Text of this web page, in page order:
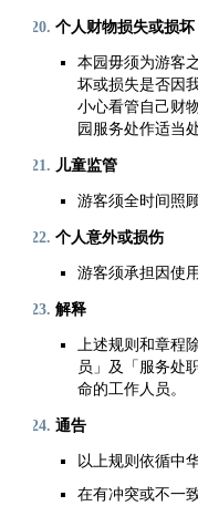
个人财物损失或损坏
本园毋须为游客
坏或损失是否因
小心看管自己财
园服务处作适当
儿童监管
游客须全时间照
个人意外或损伤
游客须承担因使
解释
上述规则和章程
员」及「服务处
命的工作人员。
通告
以上规则依循中
在有冲突或不一